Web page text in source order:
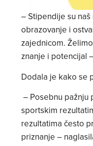
– Stipendije su
obrazovanje i
zajednicom.
znanje i potencijal
Dodala je kako se
– Posebnu pažnju
sportskim
rezultatima često
priznanje –